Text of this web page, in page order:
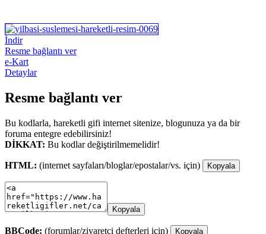
İndir
Resme bağlantı ver
e-Kart
Detaylar
Resme bağlantı ver
Bu kodlarla, hareketli gifi internet sitenize, blogunuza ya da bir
foruma entegre edebilirsiniz!
DİKKAT: Bu kodlar değiştirilmemelidir!
HTML: (internet sayfaları/bloglar/epostalar/vs. için) Kopyala
Kopyala
BBCode: (forumlar/ziyaretçi defterleri için) Kopyala